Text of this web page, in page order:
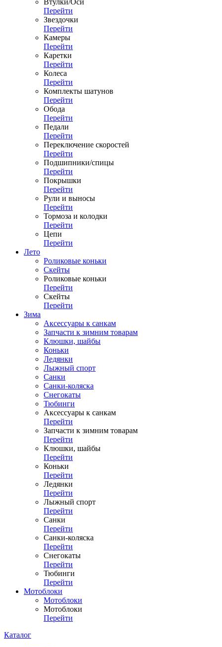
Втулки/Оси
Перейти
Звездочки
Перейти
Камеры
Перейти
Каретки
Перейти
Колеса
Перейти
Комплекты шатунов
Перейти
Обода
Перейти
Педали
Перейти
Переключение скоростей
Перейти
Подшипники/спицы
Перейти
Покрышки
Перейти
Рули и выносы
Перейти
Тормоза и колодки
Перейти
Цепи
Перейти
Лето
Роликовые коньки
Скейты
Роликовые коньки
Перейти
Скейты
Перейти
Зима
Аксессуары к санкам
Запчасти к зимним товарам
Клюшки, шайбы
Коньки
Ледянки
Лыжный спорт
Санки
Санки-коляска
Снегокаты
Тюбинги
Аксессуары к санкам
Перейти
Запчасти к зимним товарам
Перейти
Клюшки, шайбы
Перейти
Коньки
Перейти
Ледянки
Перейти
Лыжный спорт
Перейти
Санки
Перейти
Санки-коляска
Перейти
Снегокаты
Перейти
Тюбинги
Перейти
Мотоблоки
Мотоблоки
Мотоблоки
Перейти
Каталог